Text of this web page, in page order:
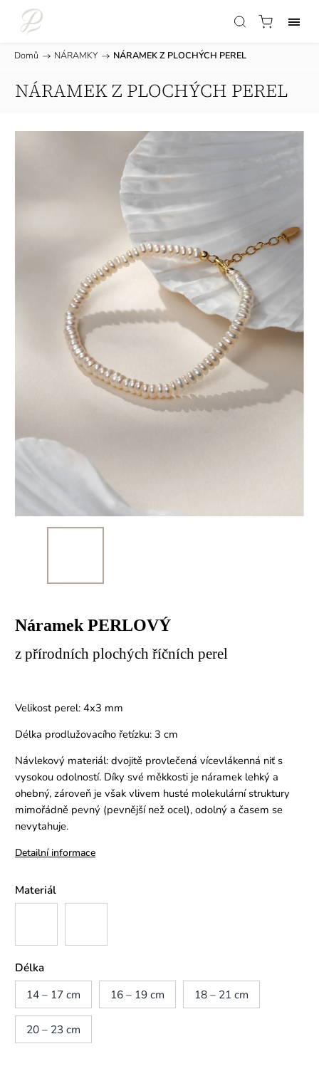
Domů / NÁRAMKY / NÁRAMEK Z PLOCHÝCH PEREL
NÁRAMEK Z PLOCHÝCH PEREL
Náramek PERLOVÝ
z přírodních plochých říčních perel
Velikost perel: 4x3 mm
Délka prodlužovacího řetízku: 3 cm
Návlekový materiál: dvojitě provlečená vícevlákenná niť s
vysokou odolností. Díky své měkkosti je náramek lehký a
ohebný, zároveň je však vlivem husté molekulární struktury
mimořádně pevný (pevnější než ocel), odolný a časem se
nevytahuje.
Detailní informace
Materiál
Délka
14 – 17 cm
16 – 19 cm 18 – 21 cm
20 – 23 cm